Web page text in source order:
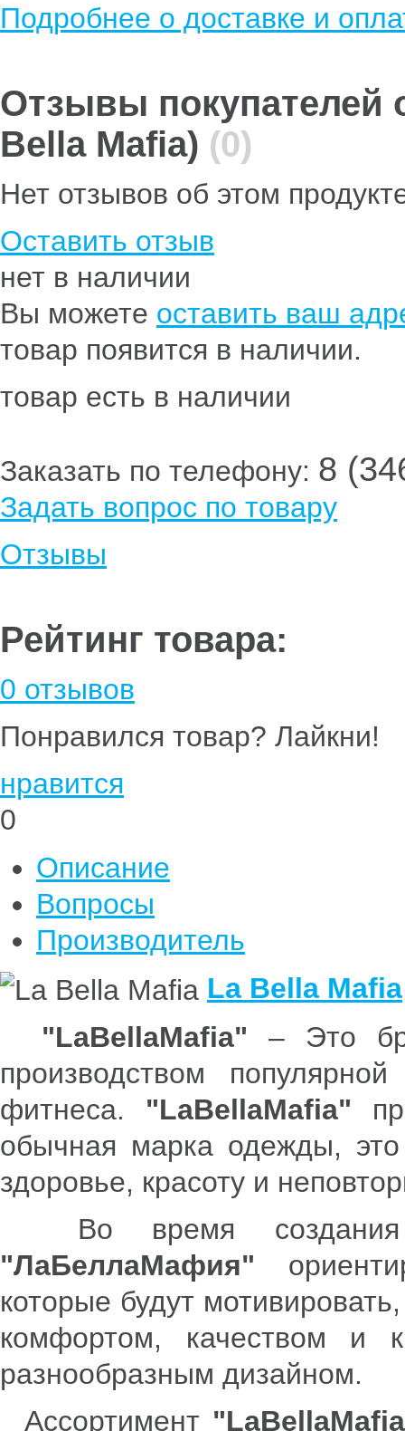
Подробнее о доставке и
Отзывы покупателей
Bella Mafia) (0)
Нет отзывов об этом
Оставить отзыв
нет в наличии
Вы можете оставить ваш
товар появится в наличии.
товар есть в наличии
Заказать по телефону: 8
Задать вопрос по товару
Отзывы
Рейтинг товара:
0 отзывов
Понравился товар? Лайкни!
нравится
0
Описание
Вопросы
Производитель
La Bella Mafia
"LaBellaMafia"
– Это
производством
фитнеса. "LaBellaMafia"
обычная марка одежды,
здоровье, красоту и
Во время создания
"ЛаБеллаМафия"
которые будут
комфортом, качеством и
разнообразным дизайном.
Ассортимент "LaBellaMafia